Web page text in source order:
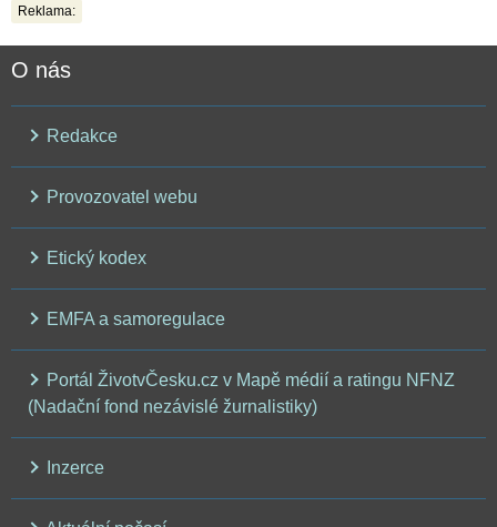
Reklama:
O nás
Redakce
Provozovatel webu
Etický kodex
EMFA a samoregulace
Portál ŽivotvČesku.cz v Mapě médií a ratingu NFNZ
(Nadační fond nezávislé žurnalistiky)
Inzerce